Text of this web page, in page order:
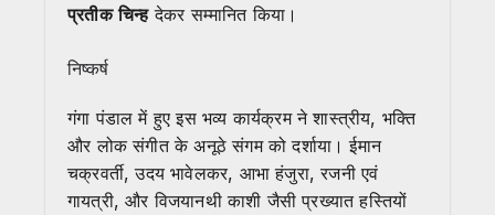
प्रतीक चिन्हदेकर सम्मानित किया।
निष्कर्ष
गंगा पंडाल में हुए इस भव्य कार्यक्रम ने शास्त्रीय, भक्ति
और लोक संगीत के अनूठे संगम को दर्शाया। ईमान
चक्रवर्ती, उदय भावेलकर, आभा हंजुरा, रजनी एवं
गायत्री, और विजयानथी काशी जैसी प्रख्यात हस्तियों